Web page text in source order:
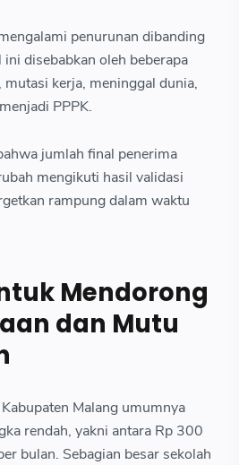
penurunan dibanding
disebabkan oleh beberapa
kerja, meninggal dunia,
PPPK.
jumlah final penerima
mengikuti hasil validasi
rampung dalam waktu
Mendorong
dan Mutu
Malang umumnya
rendah, yakni antara Rp 300
bulan. Sebagian besar sekolah